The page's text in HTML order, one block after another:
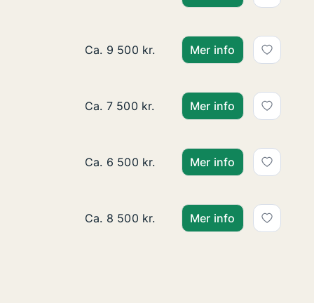
Ca. 35 m2 lägenhet att hyra i Mölndal,
Ca. 9 500 kr. Mer info
Ca. 25 m2 lägenhet att hyra i Mölndal,
Ca. 7 500 kr. Mer info
Ca. 20 m2 lägenhet att hyra i Mölndal,
Ca. 6 500 kr. Mer info
Ca. 30 m2 lägenhet att hyra i Mölndal,
Ca. 8 500 kr. Mer info